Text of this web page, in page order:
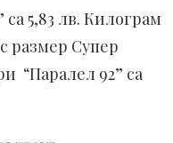
са 5,83 лв. Килограм
размер Супер
“Паралел 92” са